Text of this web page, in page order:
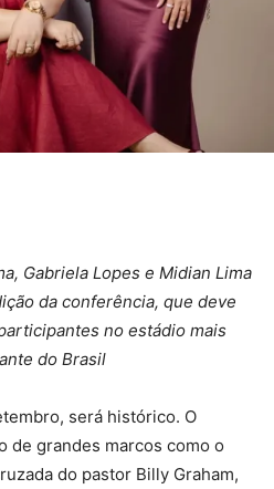
Gabriela Lopes e Midian Lima
da conferência, que deve
no estádio mais
do Brasil
será histórico. O
de grandes marcos como o
do pastor Billy Graham,